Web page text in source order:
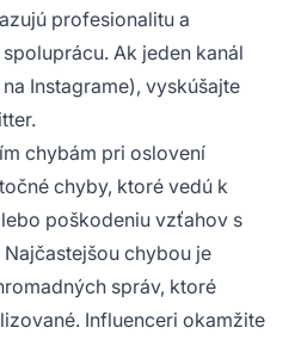
profesionalitu a
Ak jeden kanál
Instagrame), vyskúšajte
chybám pri oslovení
chyby, ktoré vedú k
poškodeniu vzťahov s
chybou je
správ, ktoré
Influenceri okamžite